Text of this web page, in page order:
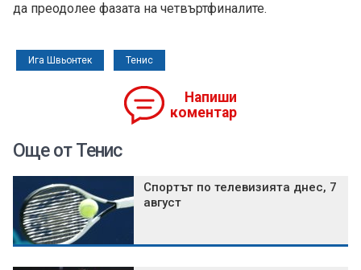
да преодолее фазата на четвъртфиналите.
Ига Швьонтек Тенис
Напиши
коментар
Още от Тенис
Спортът по телевизията днес, 7
август